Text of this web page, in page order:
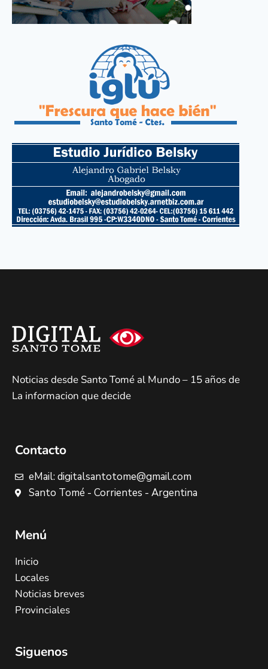
Noticias desde Santo Tomé al Mundo – 15 años de
La informacion que decide
Contacto
eMail: digitalsantotome@gmail.com
Santo Tomé - Corrientes - Argentina
Menú
Inicio
Locales
Noticias breves
Provinciales
Siguenos